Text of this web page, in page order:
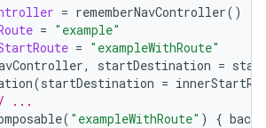
= rememberNavController()
= "example"
= "exampleWithRoute"
, startDestination =
(startDestination =
...
( "exampleWithRoute" ) {